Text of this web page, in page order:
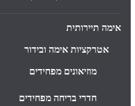
אימה תיירותית
אטרקציות אימה ובידור
מוזיאונים מפחידים
חדרי בריחה מפחידים